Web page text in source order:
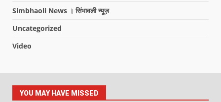
Simbhaoli News । सिंभावली न्यूज़
Uncategorized
Video
YOU MAY HAVE MISSED